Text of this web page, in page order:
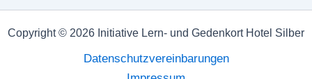
Copyright © 2026 Initiative Lern- und Gedenkort Hotel Silber
Datenschutzvereinbarungen